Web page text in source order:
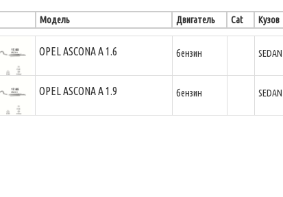
Модель Двигатель Cat Кузов
OPEL ASCONA A 1.6 бензин SEDAN
OPEL ASCONA A 1.9 бензин SEDAN